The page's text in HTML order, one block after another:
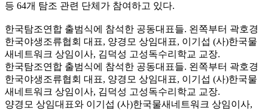
등 64개 탐조 관련 단체가 참여하고 있다.
한국탐조연합 출범식에 참석한 공동대표들. 왼쪽부터 곽호경
한국야생조류협회 대표, 양경모 상임대표, 이기섭 (사)한국물
새네트워크 상임이사, 김덕성 고성독수리학교 교장.
한국탐조연합 출범식에 참석한 공동대표들. 왼쪽부터 곽호경
한국야생조류협회 대표, 양경모 상임대표, 이기섭 (사)한국물
새네트워크 상임이사, 김덕성 고성독수리학교 교장.
양경모 상임대표와 이기섭 (사)한국물새네트워크 상임이사,